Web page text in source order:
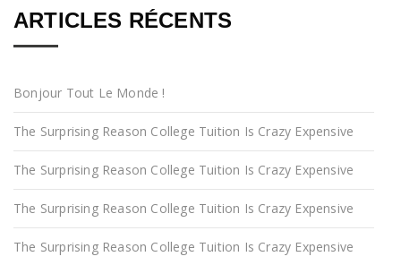
ARTICLES RÉCENTS
Bonjour Tout Le Monde !
The Surprising Reason College Tuition Is Crazy Expensive
The Surprising Reason College Tuition Is Crazy Expensive
The Surprising Reason College Tuition Is Crazy Expensive
The Surprising Reason College Tuition Is Crazy Expensive